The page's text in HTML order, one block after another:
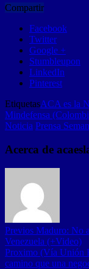
Compartir
Facebook
Twitter
Google +
Stumbleupon
LinkedIn
Pinterest
EtiquetasACA es la
Mindefensa
Noticia Prensa
Acerca de
Previos Maduro: No
Venezuela (+Video)
Proximo (Vía Unión
camino que una